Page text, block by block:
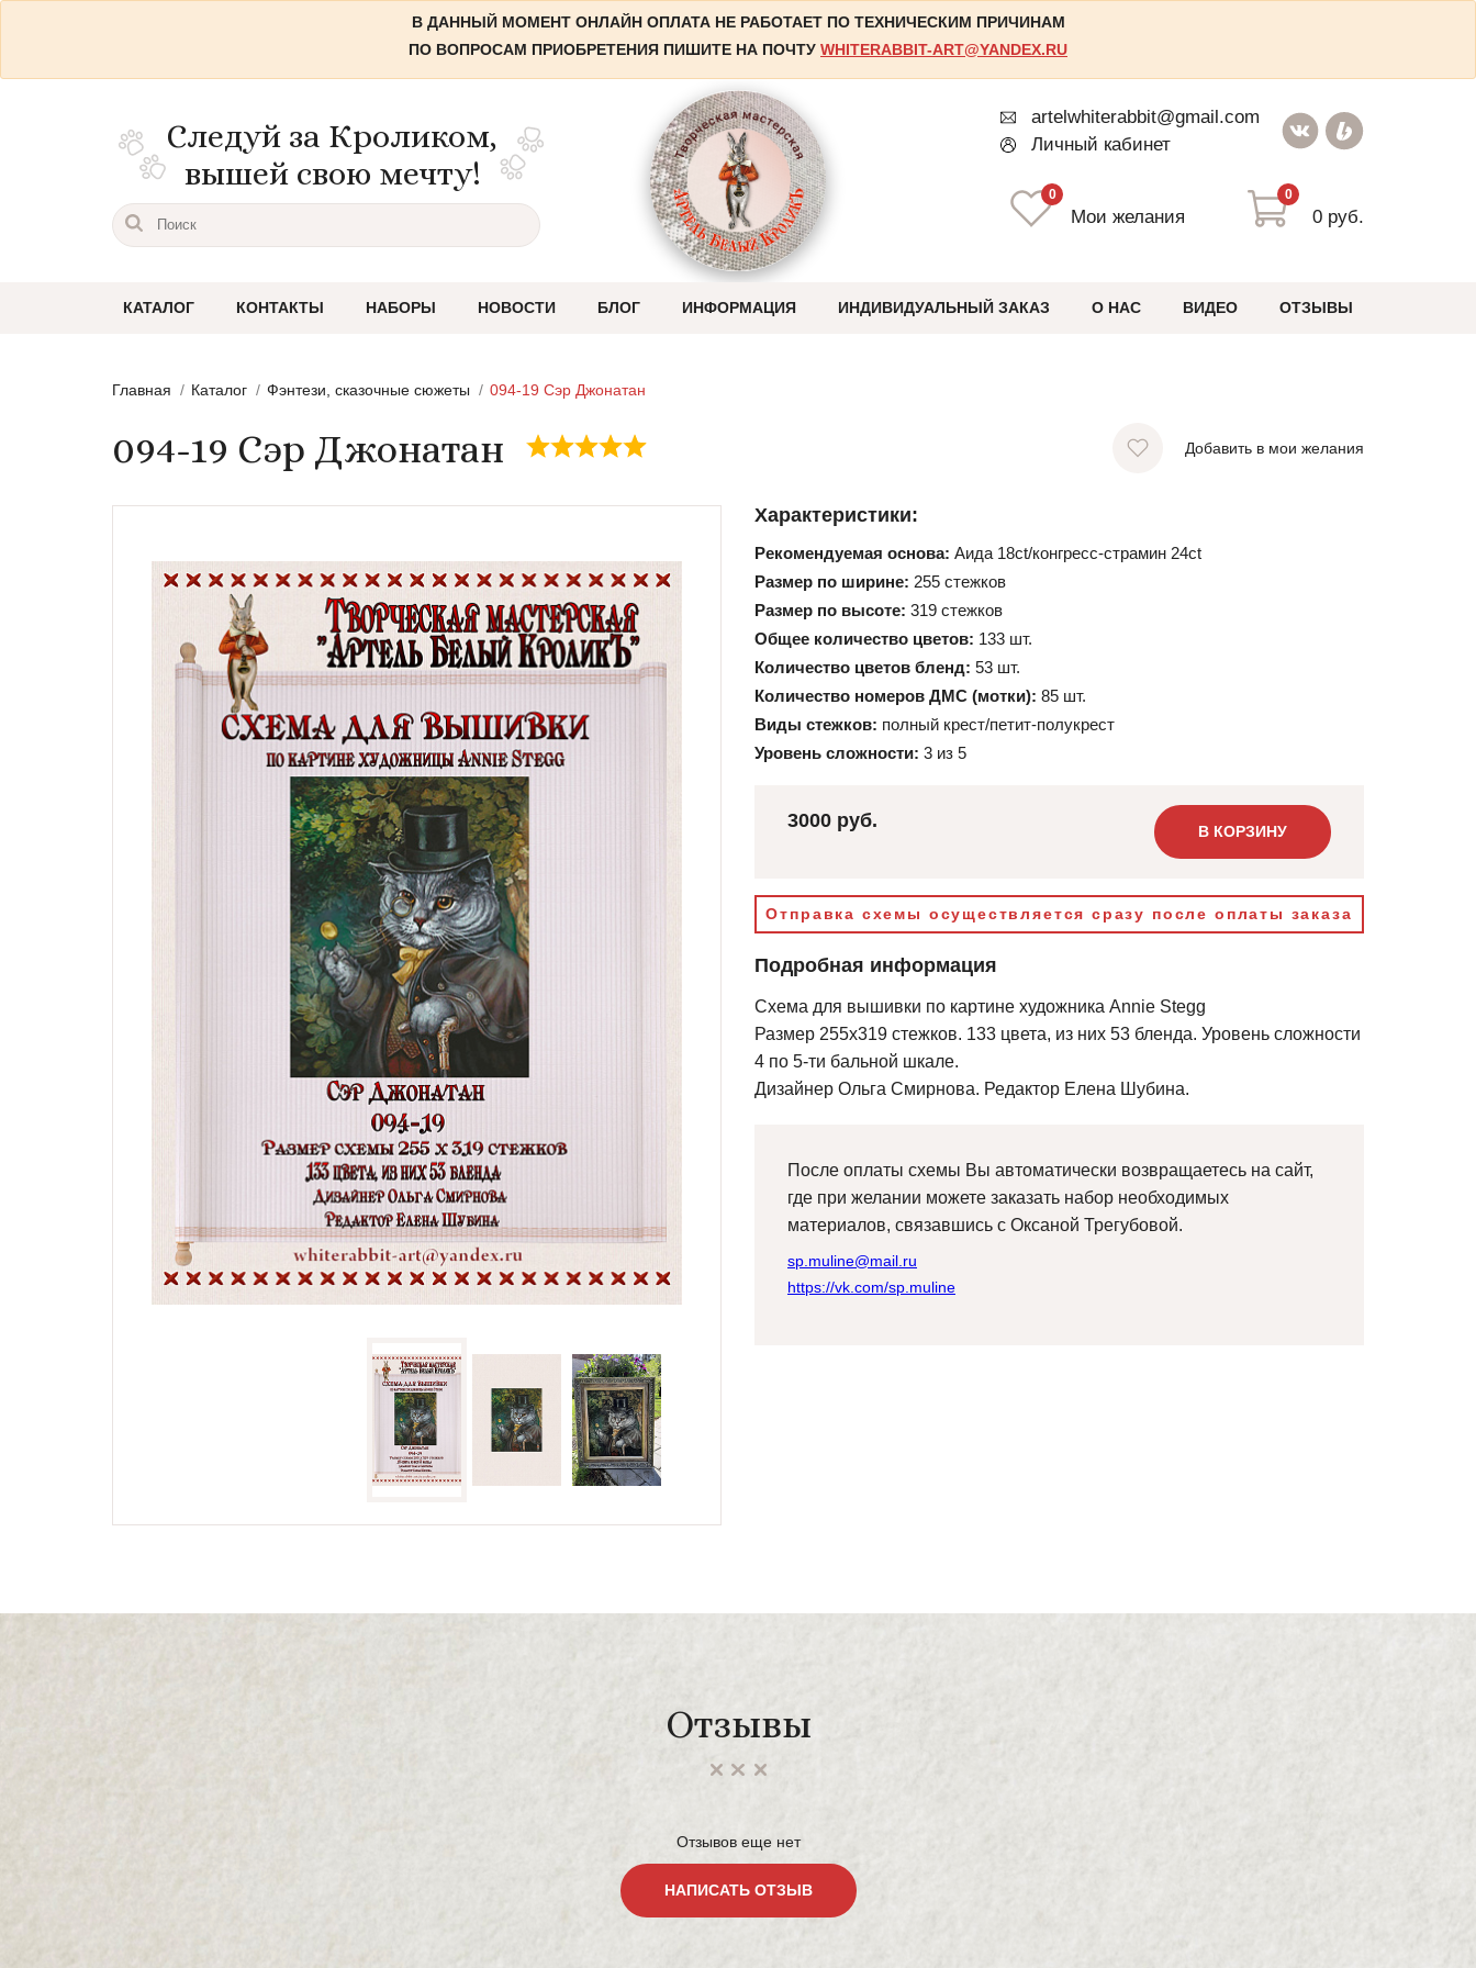
В ДАННЫЙ МОМЕНТ ОНЛАЙН ОПЛАТА НЕ РАБОТАЕТ ПО ТЕХНИЧЕСКИМ ПРИЧИНАМ
ПО ВОПРОСАМ ПРИОБРЕТЕНИЯ ПИШИТЕ НА ПОЧТУ WHITERABBIT-ART@YANDEX.RU
Следуй за Кроликом,
вышей свою мечту!
artelwhiterabbit@gmail.com
Личный кабинет
0
Мои желания
0
0 руб.
КАТАЛОГ
Городские пейзажи
Цветы и растения
Модерн, символизм,
импрессионизм,
гобелены, карты
Жанровые сцены
Религиозные сюжеты,
Дети, дети с животными,
Семплеры и примитивы
Бесплатные схемы
Схемы для начинающих
КОНТАКТЫ НАБОРЫ НОВОСТИ БЛОГ ИНФОРМАЦИЯ ИНДИВИДУАЛЬНЫЙ ЗАКАЗ О НАС ВИДЕО ОТЗЫВЫ
Главная Каталог Фэнтези, сказочные сюжеты 094-19 Сэр Джонатан
094-19 Сэр Джонатан Добавить в мои желания
Характеристики:
Рекомендуемая основа: Аида 18ct/конгресс-страмин 24ct
Размер по ширине: 255 стежков
Размер по высоте: 319 стежков
Общее количество цветов: 133 шт.
Количество цветов бленд: 53 шт.
Количество номеров ДМС (мотки): 85 шт.
Виды стежков: полный крест/петит-полукрест
Уровень сложности: 3 из 5
3000 руб. В КОРЗИНУ
Отправка схемы осуществляется сразу после оплаты заказа
Подробная информация
Схема для вышивки по картине художника Annie Stegg
Размер 255х319 стежков. 133 цвета, из них 53 бленда. Уровень сложности
4 по 5-ти бальной шкале.
Дизайнер Ольга Смирнова. Редактор Елена Шубина.
После оплаты схемы Вы автоматически возвращаетесь на сайт,
где при желании можете заказать набор необходимых
материалов, связавшись с Оксаной Трегубовой.
sp.muline@mail.ru
https://vk.com/sp.muline
Отзывы
Отзывов еще нет
НАПИСАТЬ ОТЗЫВ